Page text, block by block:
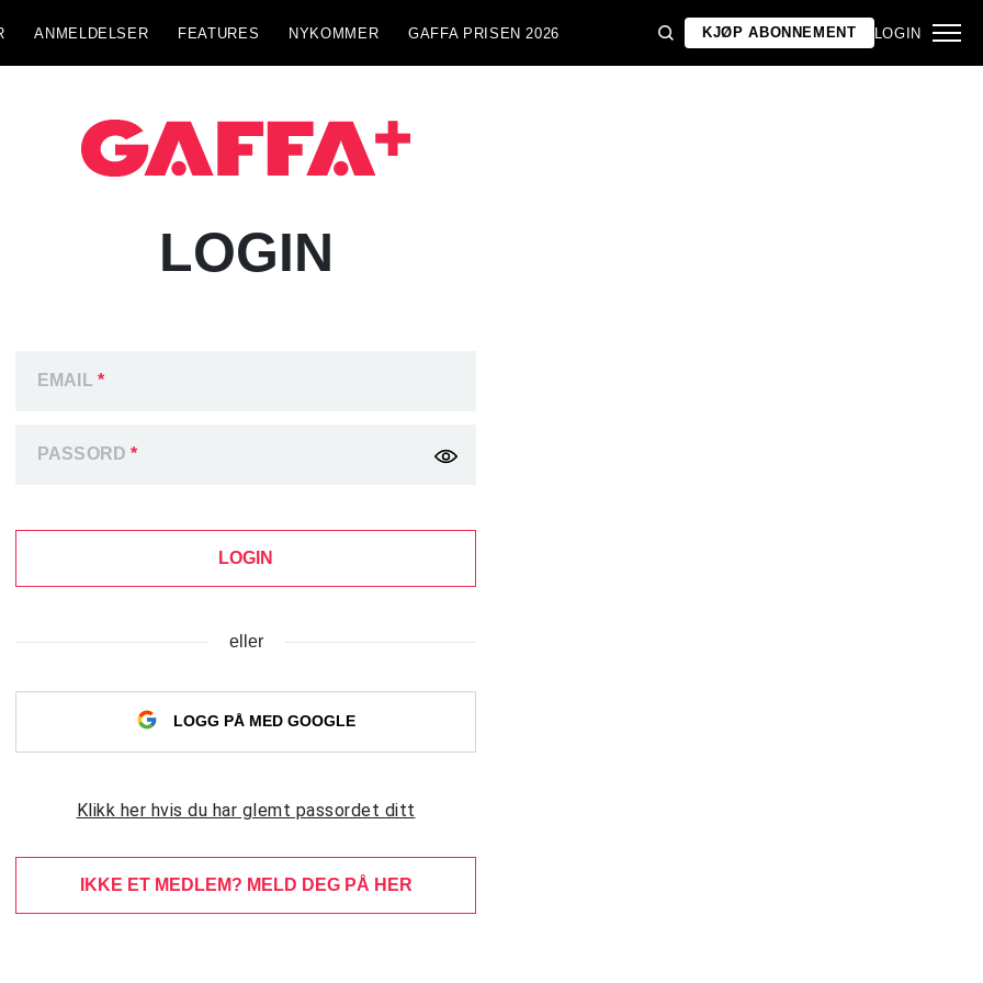
ANMELDELSER FEATURES NYKOMMER GAFFA PRISEN 2026 KJØP ABONNEMENT LOGIN
LOGIN
EMAIL *
PASSORD*
LOGIN
eller
LOGG PÅ MED GOOGLE
Klikk her hvis du har glemt passordet ditt
IKKE ET MEDLEM? MELD DEG PÅ HER